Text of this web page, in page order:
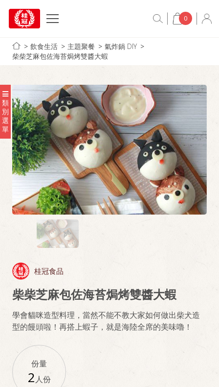
0
飲食生活 主題聚餐
氣炸鍋 DIY
柴柴芝麻包佐海苔焗烤雙醬大蝦
類
別
選
單
桂冠食品
柴柴芝麻包佐海苔焗烤雙醬大蝦
學會貓咪造型料理，當然不能不教大家如何做出柴犬造
型的饅頭啦！再搭上蝦子，就是海陸全席的美味嚕！
份量
2人份